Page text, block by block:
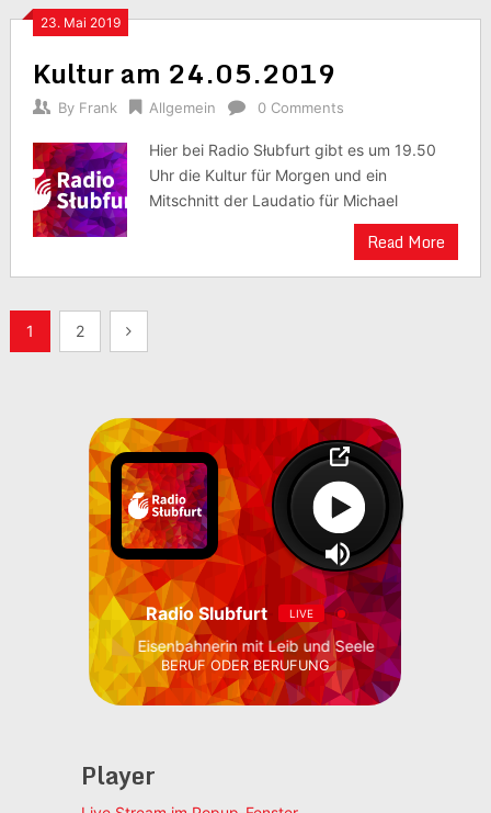
23. Mai 2019
Kultur am 24.05.2019
By Frank Allgemein 0 Comments
Hier bei Radio Słubfurt gibt es um 19.50
Uhr die Kultur für Morgen und ein
Mitschnitt der Laudatio für Michael
Read More
Seitennummerierung
Beiträge
1 2
Radio Slubfurt LIVE
Eisenbahnerin mit Leib und Seele
BERUF ODER BERUFUNG
Player